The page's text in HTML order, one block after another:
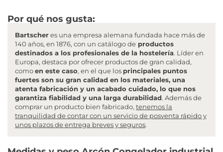
Por qué nos gusta:
Bartscheres una empresa alemana fundada hace más de
140 años, en 1876, con un catálogo de productos
destinados a los profesionales de la hostelería. Líder en
Europa, destaca por ofrecer productos de gran calidad,
comoen este caso, en el que los principales puntos
fuertes son su gran calidad en los materiales, una
atenta fabricación y un acabado cuidado, lo que nos
garantiza fiabilidad y una larga durabilidad. Además de
comprar un producto bien fabricado, tenemos la
tranquilidad de contar con un servicio de posventa rápido y
unos plazos de entrega breves y seguros.